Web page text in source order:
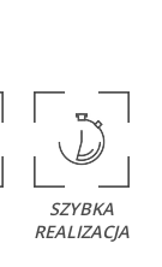
SZYBKA
REALIZACJA